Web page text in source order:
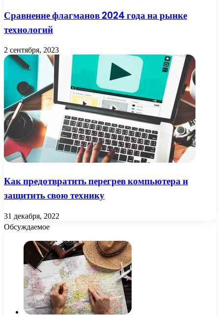
Сравнение флагманов 2024 года на рынке
технологий
2 сентября, 2023
Как предотвратить перегрев компьютера и
защитить свою технику
31 декабря, 2022
Обсуждаемое